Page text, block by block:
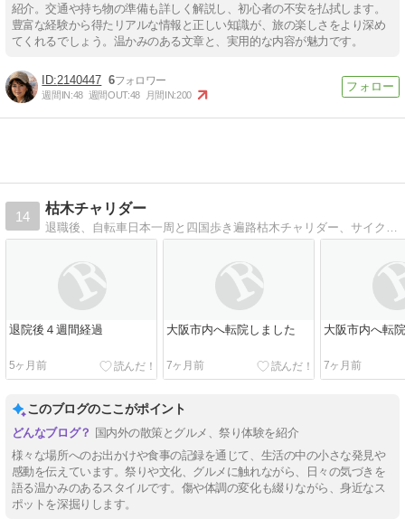
紹介。交通や持ち物の準備も詳しく解説し、初心者の不安を払拭します。
豊富な経験から得たリアルな情報と正しい知識が、旅の楽しさをより深め
てくれるでしょう。温かみのある文章と、実用的な内容が魅力です。
2140447 6
週間IN:48 週間OUT:48 月間IN:200
14
枯木チャリダー
退院後４週間経過
5ヶ月前
大阪市内へ転院しました
7ヶ月前
大阪市内へ転
7ヶ月前
このブログのここがポイント
国内外の散策とグルメ、祭り体験を紹介
様々な場所へのお出かけや食事の記録を通じて、生活の中の小さな発見や
感動を伝えています。祭りや文化、グルメに触れながら、日々の気づきを
語る温かみのあるスタイルです。傷や体調の変化も綴りながら、身近なス
ポットを深掘りします。